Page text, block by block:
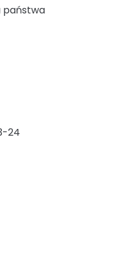
państwa
24